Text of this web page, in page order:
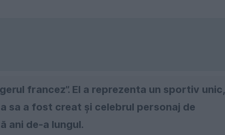
francez”. El a reprezenta un sportiv unic,
sa a fost creat și celebrul personaj de
ani de-a lungul.